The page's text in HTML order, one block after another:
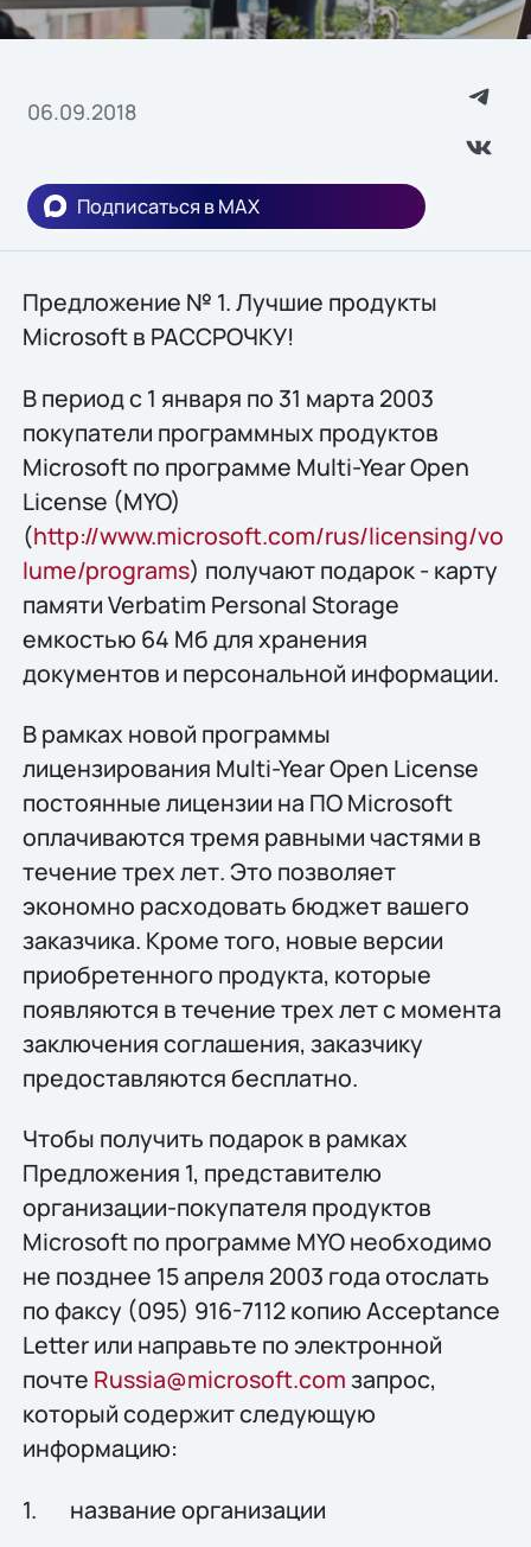
06.09.2018
Подписаться в MAX
Предложение № 1. Лучшие продукты
Microsoft в РАССРОЧКУ!
В период с 1 января по 31 марта 2003
покупатели программных продуктов
Microsoft по программе Multi-Year Open
License (MYO)
(http://www.microsoft.com/rus/licensing/vo
lume/programs) получают подарок - карту
памяти Verbatim Personal Storage
емкостью 64 Мб для хранения
документов и персональной информации.
В рамках новой программы
лицензирования Multi-Year Open License
постоянные лицензии на ПО Microsoft
оплачиваются тремя равными частями в
течение трех лет. Это позволяет
экономно расходовать бюджет вашего
заказчика. Кроме того, новые версии
приобретенного продукта, которые
появляются в течение трех лет с момента
заключения соглашения, заказчику
предоставляются бесплатно.
Чтобы получить подарок в рамках
Предложения 1, представителю
организации-покупателя продуктов
Microsoft по программе MYO необходимо
не позднее 15 апреля 2003 года отослать
по факсу (095) 916-7112 копию Acceptance
Letter или направьте по электронной
почте Russia@microsoft.comзапрос,
который содержит следующую
информацию:
1. название организации